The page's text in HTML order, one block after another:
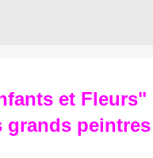
et Fleurs"
grands peintres